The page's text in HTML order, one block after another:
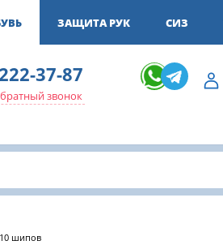
ЗАЩИТА РУК СИЗ
37-87
звонок
шипов